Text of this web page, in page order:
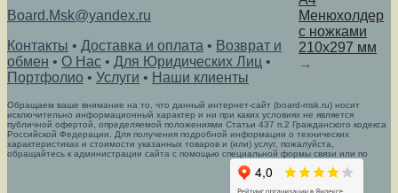
Менюхолдер
с ножками
210x297 мм
→
Board.Msk@yandex.ru
Контакты • Доставка и оплата • Возврат и
обмен • О Нас • Для Юридических Лиц •
Портфолио • Услуги • Наши клиенты
Обращаем ваше внимание на то, что данный интернет-сайт (board-msk.ru) носит
исключительно информационный характер и ни при каких условиях не является
публичной офертой, определяемой положениями Статьи 437 п.2 Гражданского кодекса
Российской Федерации. Для получения подробной информации о технических
характеристиках и стоимости указанных товаров и (или) услуг, пожалуйста,
обращайтесь к администрации сайта с помощью специальной формы связи или по